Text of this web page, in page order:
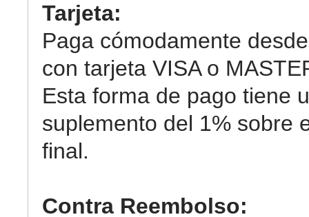
Tarjeta:
Paga cómodamente
con tarjeta VISA o
Esta forma de pago tiene
suplemento del 1% sobre
final.
Contra Reembolso: